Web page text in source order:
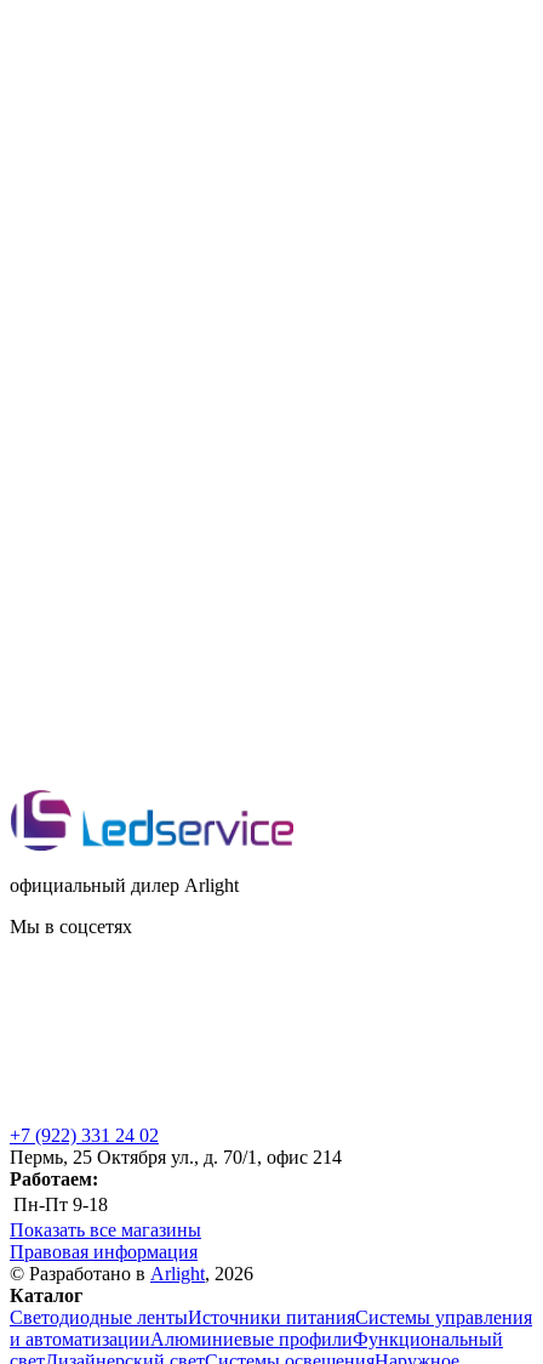
официальный дилер Arlight
Мы в соцсетях
+7 (922) 331 24 02
Пермь, 25 Октября ул., д. 70/1, офис 214
Работаем:
Пн-Пт 9-18
Показать все магазины
Правовая информация
© Разработано в Arlight, 2026
Каталог
Светодиодные лентыИсточники питанияСистемы управления
и автоматизацииАлюминиевые профилиФункциональный